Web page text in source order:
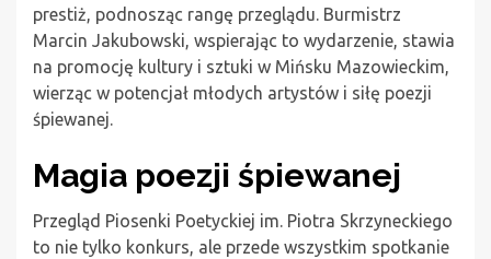
prestiż, podnosząc rangę przeglądu. Burmistrz
Marcin Jakubowski, wspierając to wydarzenie, stawia
na promocję kultury i sztuki w Mińsku Mazowieckim,
wierząc w potencjał młodych artystów i siłę poezji
śpiewanej.
Magia poezji śpiewanej
Przegląd Piosenki Poetyckiej im. Piotra Skrzyneckiego
to nie tylko konkurs, ale przede wszystkim spotkanie